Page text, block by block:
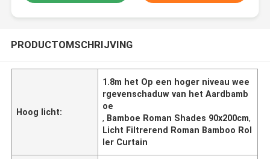
PRODUCTOMSCHRIJVING
Hoog licht:
1.8m het Op een hoger niveau wee
rgevenschaduw van het Aardbamb
oe
, Bamboe Roman Shades 90x200cm,
Licht Filtrerend Roman Bamboo Rol
ler Curtain